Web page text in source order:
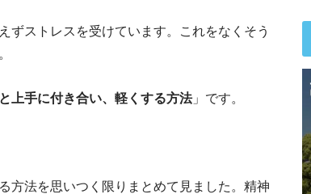
ずストレスを受けています。これをなくそう
上手に付き合い、軽くする方法」です。
方法を思いつく限りまとめて見ました。精神